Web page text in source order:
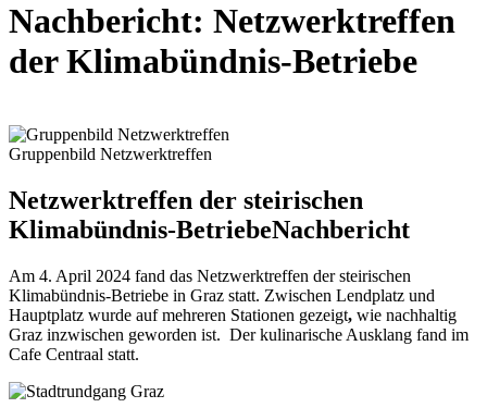
Nachbericht: Netzwerktreffen
der Klimabündnis-Betriebe
Gruppenbild Netzwerktreffen
Netzwerktreffen der steirischen
Klimabündnis-BetriebeNachbericht
Am 4. April 2024 fand das Netzwerktreffen der steirischen
Klimabündnis-Betriebe in Graz statt. Zwischen Lendplatz und
Hauptplatz wurde auf mehreren Stationen gezeigt, wie nachhaltig
Graz inzwischen geworden ist. Der kulinarische Ausklang fand im
Cafe Centraal statt.